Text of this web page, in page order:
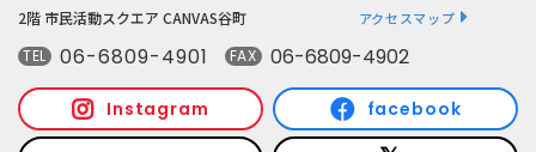
2階 市民活動スクエア CANVAS谷町
アクセスマップ
TEL 06-6809-4901 FAX 06-6809-4902
Instagram facebook